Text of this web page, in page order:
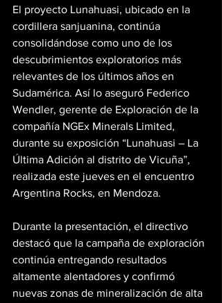
El proyecto Lunahuasi, ubicado en la
cordillera sanjuanina, continúa
consolidándose como uno de los
descubrimientos exploratorios más
relevantes de los últimos años en
Sudamérica. Así lo aseguró Federico
Wendler, gerente de Exploración de la
compañía NGEx Minerals Limited,
durante su exposición “Lunahuasi – La
Última Adición al distrito de Vicuña”,
realizada este jueves en el encuentro
Argentina Rocks, en Mendoza.
Durante la presentación, el directivo
destacó que la campaña de exploración
continúa entregando resultados
altamente alentadores y confirmó
nuevas zonas de mineralización de alta